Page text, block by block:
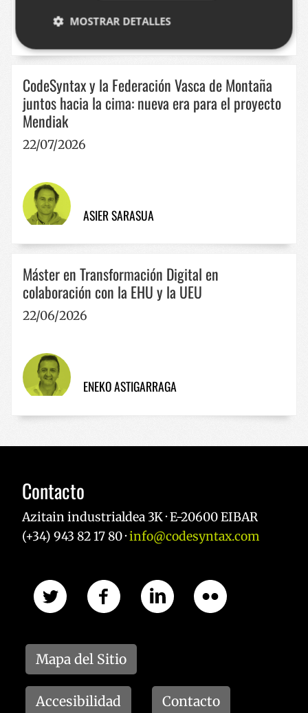
LUISTXO FERNANDEZ
CodeSyntax y la Federación Vasca de Montaña
juntos hacia la cima: nueva era para el proyecto
Mendiak
22/07/2026
ASIER SARASUA
Máster en Transformación Digital en
colaboración con la EHU y la UEU
22/06/2026
ENEKO ASTIGARRAGA
Mapa del Sitio
Accesibilidad Contacto
Contacto
Azitain industrialdea 3K · E-20600 EIBAR
(+34) 943 82 17 80 ·info@codesyntax.com
MOSTRAR DETALLES
Cookies estrictamente necesarias
Cookies de rendimiento
Cookies de preferencias
web no se puede utilizar correctamente sin las
cookies estrictamente necesarias.
__cf_bm
Cloudflare Inc.
29
CookieScriptConsent
.youtube.com
Política de Privacidad de Google